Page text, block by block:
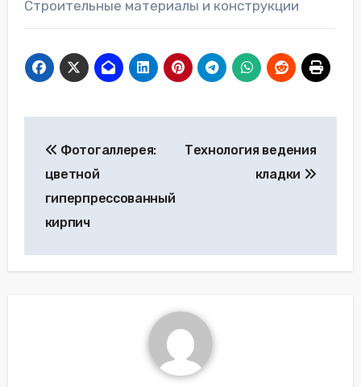
Строительные материалы и конструкции
по
записям
Фотогаллерея:
цветной
гиперпрессованный
кирпич
Технология ведения
кладки